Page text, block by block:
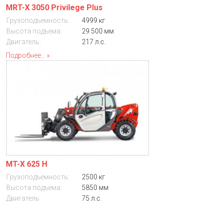
MRT-X 3050 Privilege Plus
Грузоподъемность:
4999 кг
Высота подъема:
29 500 мм
Двигатель:
217 л.с.
Подробнее...
MT-X 625 H
Грузоподъемность:
2500 кг
Высота подъема:
5850 мм
Двигатель:
75 л.с.